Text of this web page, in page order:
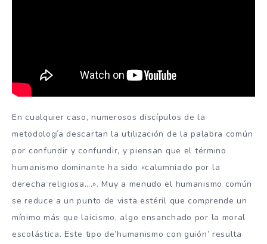
En cualquier caso, numerosos discípulos de la
metodología descartan la utilización de la palabra común
por confundir y confundir, y piensan que el término
humanismo dominante ha sido «calumniado por la
derecha religiosa….». Muy a menudo el humanismo común
se reduce a un punto de vista estéril que comprende un
mínimo más que laicismo, algo ensanchado por la moral
escolástica. Este tipo de’humanismo con guión’ resulta